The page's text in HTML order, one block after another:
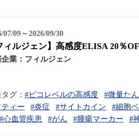
07/09～2026/09/30
ィルジェン】高感度ELISA 20％
業： フィルジェン
グ： #ピコレベルの高感度 #微量た
ティー
#炎症 #サイトカイン #細胞
#心血管疾患 #がん #腫瘍マーカー #